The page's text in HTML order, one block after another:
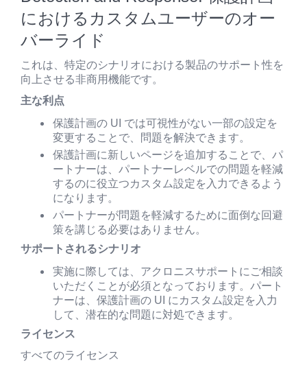
におけるカスタムユーザーのオー
バーライド
これは、特定のシナリオにおける製品のサポート性を
向上させる非商用機能です。
主な利点
保護計画の UI では可視性がない一部の設定を
変更することで、問題を解決できます。
保護計画に新しいページを追加することで、パ
ートナーは、パートナーレベルでの問題を軽減
するのに役立つカスタム設定を入力できるよう
になります。
パートナーが問題を軽減するために面倒な回避
策を講じる必要はありません。
サポートされるシナリオ
実施に際しては、アクロニスサポートにご相談
いただくことが必須となっております。パート
ナーは、保護計画の UI にカスタム設定を入力
して、潜在的な問題に対処できます。
ライセンス
すべてのライセンス